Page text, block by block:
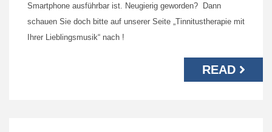
Smartphone ausführbar ist. Neugierig geworden? Dann
schauen Sie doch bitte auf unserer Seite „Tinnitustherapie mit
Ihrer Lieblingsmusik“ nach !
READ